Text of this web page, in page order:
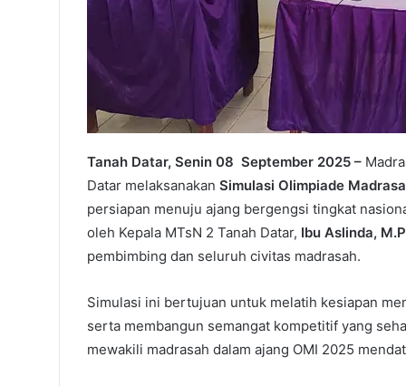
Tanah Datar, Senin 08 September 2025 –
Datar melaksanakan Simulasi Olimpiade
persiapan menuju ajang bergengsi tingkat
oleh Kepala MTsN 2 Tanah Datar, Ibu Aslinda,
pembimbing dan seluruh civitas madrasah.
Simulasi ini bertujuan untuk melatih kesiapan
serta membangun semangat kompetitif yang
mewakili madrasah dalam ajang OMI 2025